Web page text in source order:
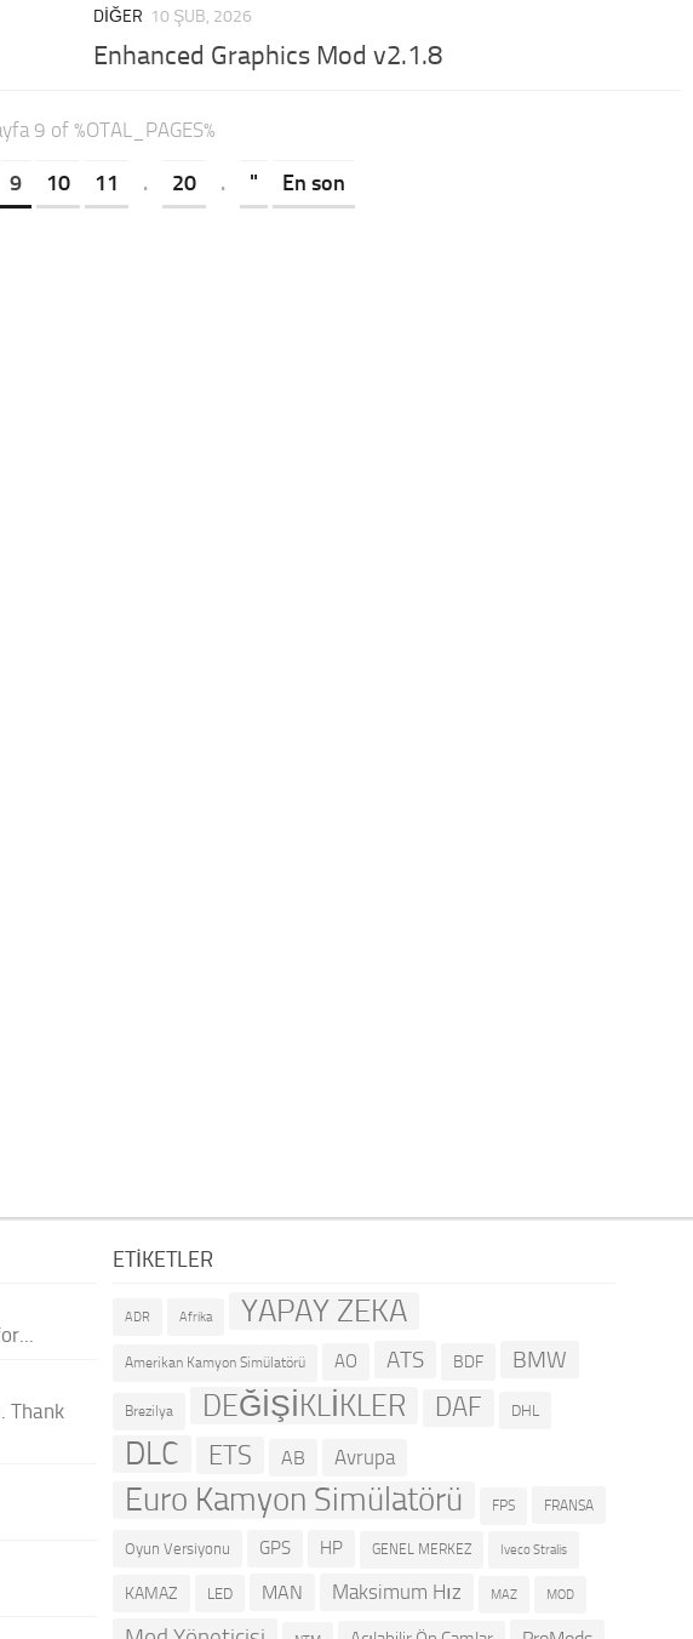
DIĞER 10 ŞUB, 2026
Enhanced Graphics Mod v2.1.8
9 of %OTAL_PAGES%
9 10 11 . 20 . " En son
Thank
ETIKETLER
ADR Afrika YAPAY ZEKA
Amerikan Kamyon Simülatörü AO ATS BDF BMW
Brezilya DEĞİŞİKLİKLER DAF DHL
DLC ETS AB Avrupa
Euro Kamyon Simülatörü FPS FRANSA
Oyun Versiyonu GPS HP GENEL MERKEZ Iveco Stralis
KAMAZ LED MAN Maksimum Hız MAZ MOD